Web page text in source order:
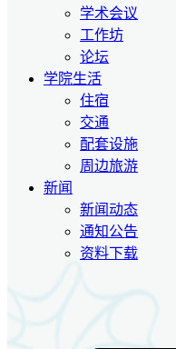
学术会议
工作坊
论坛
学院生活
住宿
交通
配套设施
周边旅游
新闻
新闻动态
通知公告
资料下载